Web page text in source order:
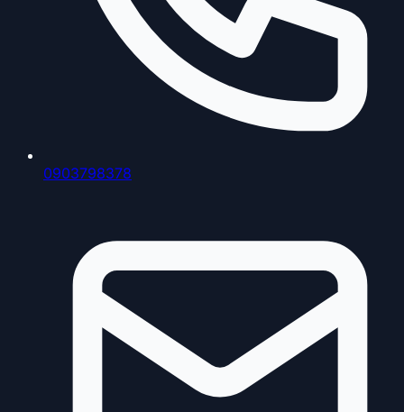
những bộ não vĩ đại nhất mà tôi từng được chứng
kiến. Khám phá sự nghiệp Carlos Valderrama, bạn sẽ
nhận ra bóng đá không chỉ là mồ hôi, mà còn là
những bản nhạc được điều khiển bởi một nhạc trưởng
đứng im giữa vòng vây quân thù.
0903798378